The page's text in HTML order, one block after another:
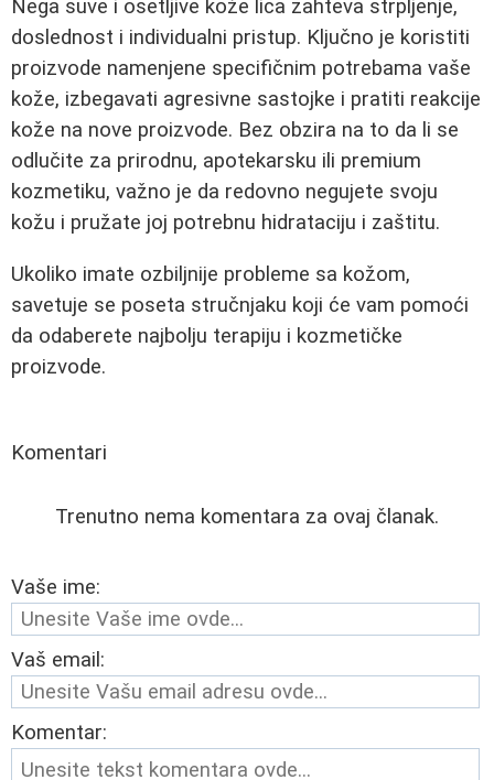
Nega suve i osetljive kože lica zahteva strpljenje,
doslednost i individualni pristup. Ključno je koristiti
proizvode namenjene specifičnim potrebama vaše
kože, izbegavati agresivne sastojke i pratiti reakcije
kože na nove proizvode. Bez obzira na to da li se
odlučite za prirodnu, apotekarsku ili premium
kozmetiku, važno je da redovno negujete svoju
kožu i pružate joj potrebnu hidrataciju i zaštitu.
Ukoliko imate ozbiljnije probleme sa kožom,
savetuje se poseta stručnjaku koji će vam pomoći
da odaberete najbolju terapiju i kozmetičke
proizvode.
Komentari
Trenutno nema komentara za ovaj članak.
Vaše ime:
Vaš email:
Komentar: